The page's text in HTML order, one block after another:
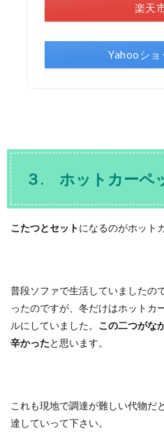
楽天
Yahooショ
３. ホットカーペ
こたつとセットになるのがホット
普段ソファで生活していましたの
ったのですが、冬だけはホットカ
ルにしていました。 この二つがな
辛かったと思います。
これも現地で調達が難しい代物だ
達していって下さい。